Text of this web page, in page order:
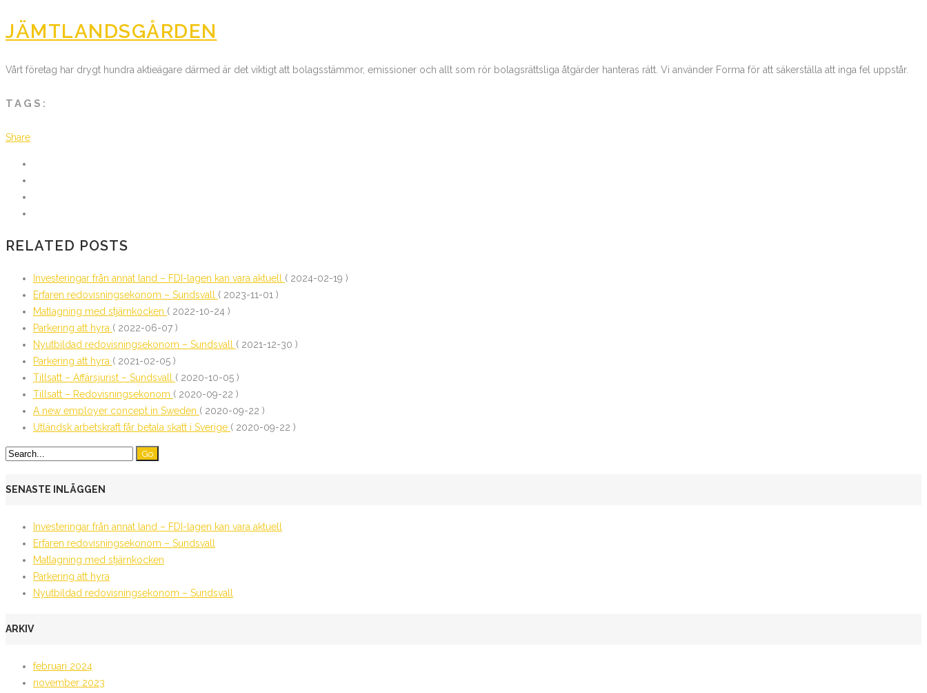
JÄMTLANDSGÅRDEN
Vårt företag har drygt hundra aktieägare därmed är det viktigt att bolagsstämmor, emissioner och allt som rör bolagsrättsliga åtgärder hanteras rätt. Vi använder Forma för att säkerställa att inga fel uppstår.
TAGS:
Share
RELATED POSTS
Investeringar från annat land – FDI-lagen kan vara aktuell ( 2024-02-19 )
Erfaren redovisningsekonom – Sundsvall ( 2023-11-01 )
Matlagning med stjärnkocken ( 2022-10-24 )
Parkering att hyra ( 2022-06-07 )
Nyutbildad redovisningsekonom – Sundsvall ( 2021-12-30 )
Parkering att hyra ( 2021-02-05 )
Tillsatt – Affärsjurist – Sundsvall ( 2020-10-05 )
Tillsatt – Redovisningsekonom ( 2020-09-22 )
A new employer concept in Sweden ( 2020-09-22 )
Utländsk arbetskraft får betala skatt i Sverige ( 2020-09-22 )
SENASTE INLÄGGEN
Investeringar från annat land – FDI-lagen kan vara aktuell
Erfaren redovisningsekonom – Sundsvall
Matlagning med stjärnkocken
Parkering att hyra
Nyutbildad redovisningsekonom – Sundsvall
ARKIV
februari 2024
november 2023